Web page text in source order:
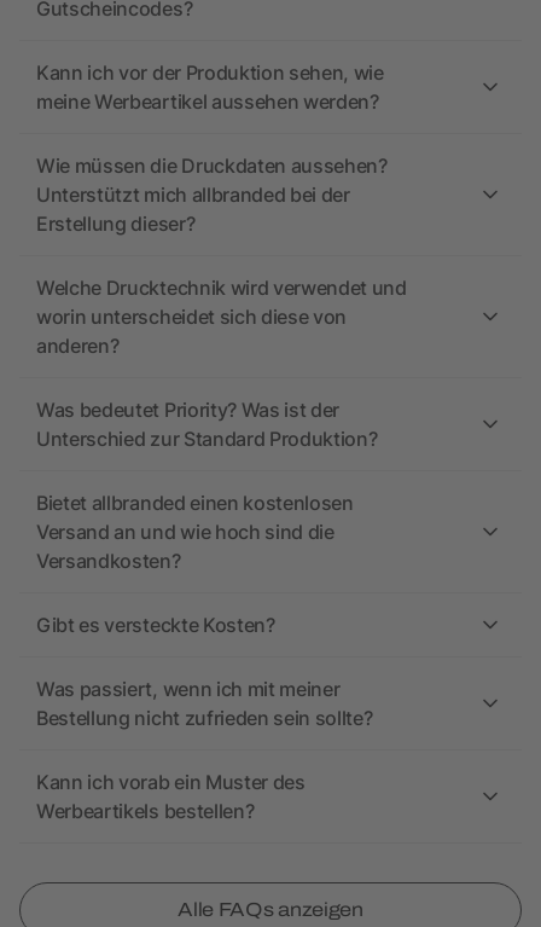
Gutscheincodes?
Kann ich vor der Produktion sehen, wie
meine Werbeartikel aussehen werden?
Wie müssen die Druckdaten aussehen?
Unterstützt mich allbranded bei der
Erstellung dieser?
Welche Drucktechnik wird verwendet und
worin unterscheidet sich diese von
anderen?
Was bedeutet Priority? Was ist der
Unterschied zur Standard Produktion?
Bietet allbranded einen kostenlosen
Versand an und wie hoch sind die
Versandkosten?
Gibt es versteckte Kosten?
Was passiert, wenn ich mit meiner
Bestellung nicht zufrieden sein sollte?
Kann ich vorab ein Muster des
Werbeartikels bestellen?
Alle FAQs anzeigen